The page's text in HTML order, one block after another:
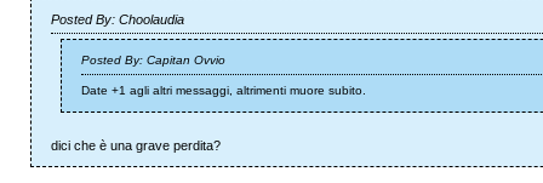
Posted By: Choolaudia
Posted By: Capitan Ovvio
Date +1 agli altri messaggi, altrimenti muore subito.
dici che è una grave perdita?